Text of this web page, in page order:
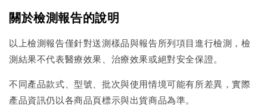
關於檢測報告的說明
以上檢測報告僅針對送測樣品與報告所列項目進行檢測，檢
測結果不代表醫療效果、治療效果或絕對安全保證。
不同產品款式、型號、批次與使用情境可能有所差異，實際
產品資訊仍以各商品頁標示與出貨商品為準。